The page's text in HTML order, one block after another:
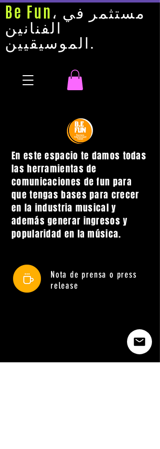
Be Fun، مستثمر في
الفنانين
الموسيقيين.
En este espacio te damos todas
las herramientas de
comunicaciones de fun para
que tengas bases para crecer
en la industria musical y
además generar ingresos y
popularidad en la música.
Nota de prensa o press
release